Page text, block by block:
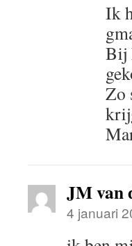
Ik
Bij
Zo
JM van
4 januari